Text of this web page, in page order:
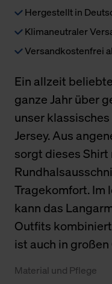
Hergestellt in
Klimaneutraler
Versandkostenfrei
Ein allzeit
ganze Jahr über
unser
Jersey. Aus
sorgt dieses
Tragekomfort. Im
kann das
Outfits
ist auch in
Material und Pflege